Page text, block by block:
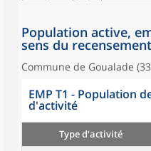
Population active,
sens du
Commune de Goualade
EMP T1 - Population
d'activité
Type d'activité